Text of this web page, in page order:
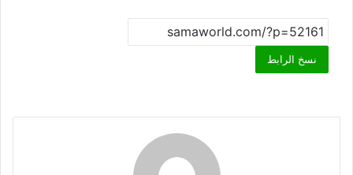
نسخ الرابط